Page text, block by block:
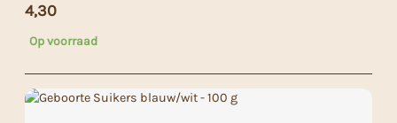
4,30
Op voorraad